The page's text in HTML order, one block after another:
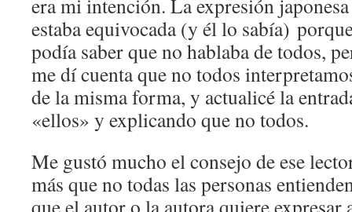
era mi intención. La expresión
estaba equivocada (y él lo sabía)
podía saber que no hablaba de todos,
me dí cuenta que no todos
de la misma forma, y actualicé la
«ellos» y explicando que no todos.
Me gustó mucho el consejo de ese
más que no todas las personas
que el autor o la autora quiere expresar